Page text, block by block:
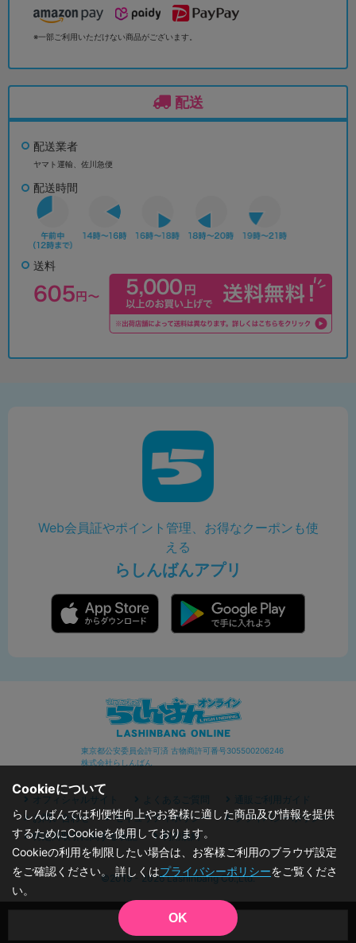
品切状態
※一部ご利用いただけない商品がございます。
配送
配送業者
ヤマト運輸、佐川急便
配送時間
送料
Web会員証やポイント管理、お得なクーポンも使
える
らしんばんアプリ
東京都公安委員会許可済 古物商許可番号305500206246
株式会社らしんばん
オフィシャルサイト よくあるご質問
通販ご利用ガイド
お問い合わせ
セキュリティポリシー
プライバシーポリシー
特定商取引に関する表記
利用規約
©2019 - 2026 Lashinbang Co.,Ltd.
Cookieについて
らしんばんでは利便性向上やお客様に適した商品及び情報を提供
するためにCookieを使用しております。
Cookieの利用を制限したい場合は、お客様ご利用のブラウザ設定
をご確認ください。 詳しくはプライバシーポリシーをご覧くださ
い。
OK